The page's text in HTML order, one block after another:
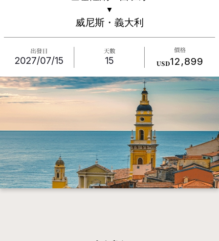
▼
威尼斯・義大利
出發日
2027/07/15
天數
15
價格
USD12,899